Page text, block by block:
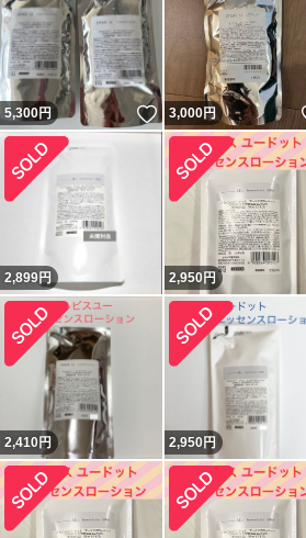
5,300円 いいね！
3,000円
2,899円 2,950 円
2,410円 2,950円